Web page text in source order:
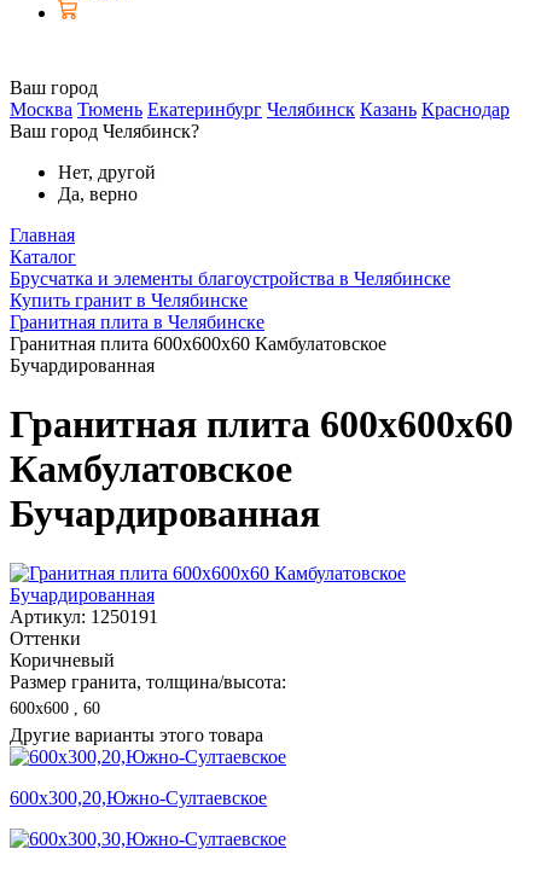
Ваш город
Москва Тюмень Екатеринбург Челябинск Казань Краснодар
Ваш город Челябинск?
Нет, другой
Да, верно
Главная
Каталог
Брусчатка и элементы благоустройства в Челябинске
Купить гранит в Челябинске
Гранитная плита в Челябинске
Гранитная плита 600х600x60 Камбулатовское
Бучардированная
Гранитная плита 600х600x60
Камбулатовское
Бучардированная
Артикул: 1250191
Оттенки
Коричневый
Размер гранита, толщина/высота:
600х600 , 60
Другие варианты этого товара
600х300,20,Южно-Султаевское